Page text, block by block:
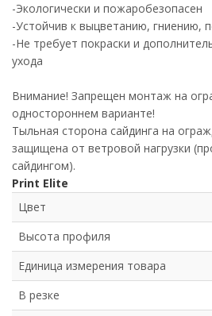
-Экологически и пожаробезопасен
-Устойчив к выцветанию, гниению,
-Не требует покраски и
ухода
Внимание! Запрещен монтаж на
одностороннем варианте!
Тыльная сторона сайдинга на
защищена от ветровой нагрузки
сайдингом).
Print Elite
Цвет
Высота профиля
Единица измерения товара
В резке